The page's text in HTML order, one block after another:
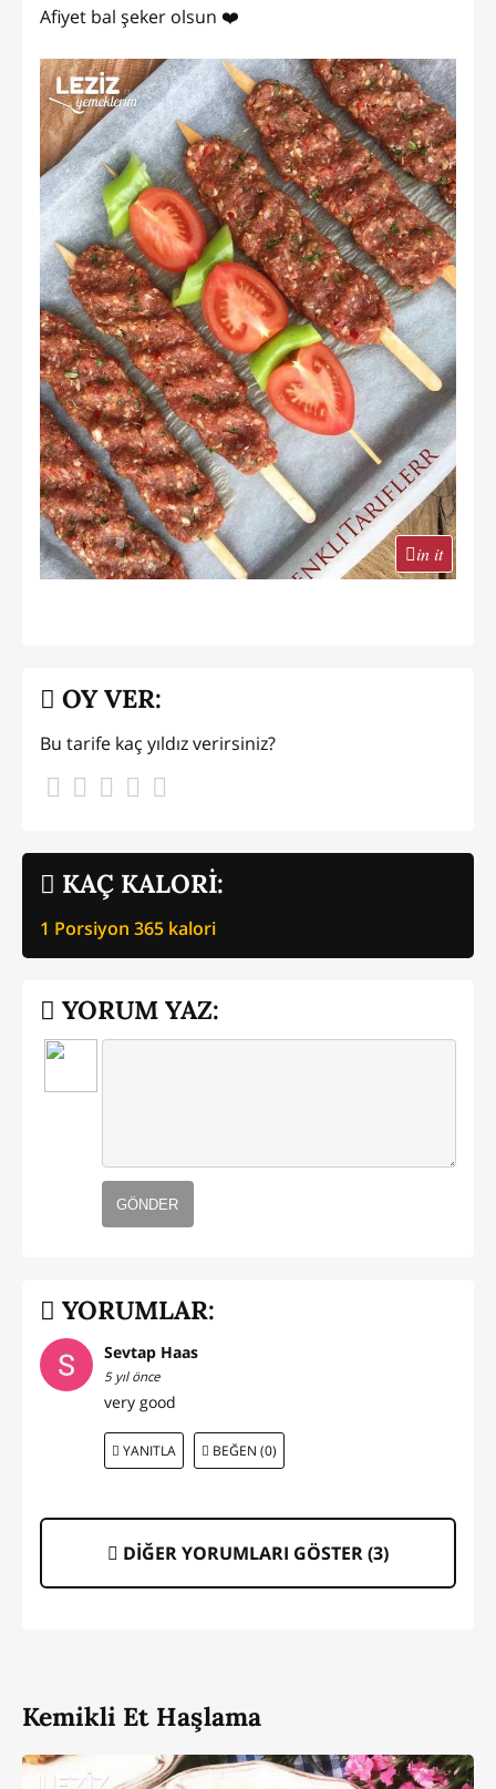
Afiyet bal şeker olsun ❤️
in it
KAÇ KALORİ:
1 Porsiyon 365 kalori
OY VER:
Bu tarife kaç yıldız verirsiniz?
YORUM YAZ:
GÖNDER
YORUMLAR:
Sevtap Haas
5 yıl önce
very good
YANITLA BEĞEN (0)
DİĞER YORUMLARI GÖSTER (3)
Kemikli Et Haşlama